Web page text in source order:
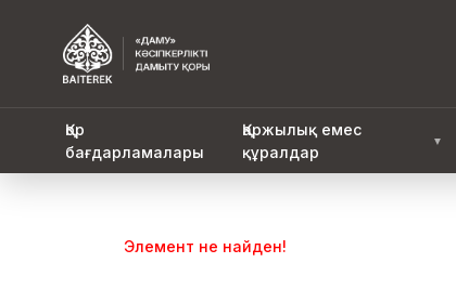
Қор
бағдарламалары
Қаржылық емес
құралдар
▼
Элемент не найден!